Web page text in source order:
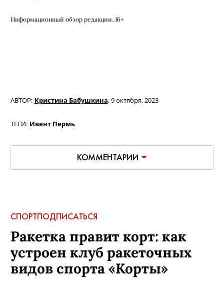
Информационный обзор редакции. 16+
АВТОР: Кристина Бабушкина,9 октября, 2023
ТЕГИ: Ивент Пермь
КОММЕНТАРИИ
СПОРТПОДПИСАТЬСЯ
Ракетка правит корт: как
устроен клуб ракеточных
видов спорта «Корты»